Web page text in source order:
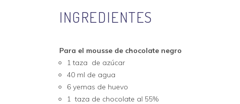
INGREDIENTES
Para el mousse de chocolate negro
1 taza de azúcar
40 ml de agua
6 yemas de huevo
1 taza de chocolate al 55%